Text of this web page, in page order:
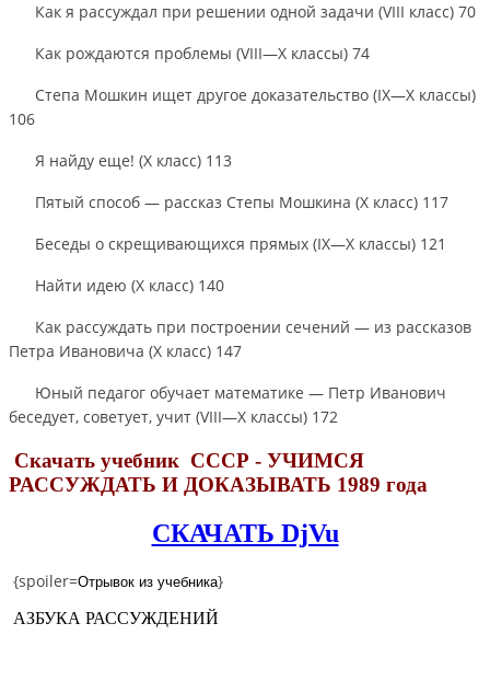
Как я рассуждал при решении одной задачи (VIII класс) 70
Как рождаются проблемы (VIII—X классы) 74
Степа Мошкин ищет другое доказательство (IX—X классы)
106
Я найду еще! (X класс) 113
Пятый способ — рассказ Степы Мошкина (X класс) 117
Беседы о скрещивающихся прямых (IX—X классы) 121
Найти идею (X класс) 140
Как рассуждать при построении сечений — из рассказов
Петра Ивановича (X класс) 147
Юный педагог обучает математике — Петр Иванович
беседует, советует, учит (VIII—X классы) 172
Скачать учебник СССР - УЧИМСЯ
РАССУЖДАТЬ И ДОКАЗЫВАТЬ 1989 года
СКАЧАТЬ DjVu
{spoiler=Отрывок из учебника}
АЗБУКА РАССУЖДЕНИЙ